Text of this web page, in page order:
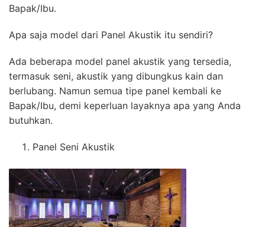
Bapak/Ibu.
Apa saja model dari Panel Akustik itu sendiri?
Ada beberapa model panel akustik yang tersedia,
termasuk seni, akustik yang dibungkus kain dan
berlubang. Namun semua tipe panel kembali ke
Bapak/Ibu, demi keperluan layaknya apa yang Anda
butuhkan.
Panel Seni Akustik